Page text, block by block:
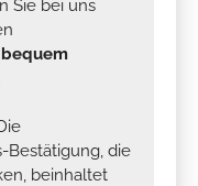
Sie bei uns
bequem
Bestätigung, die
beinhaltet